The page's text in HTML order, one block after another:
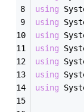
using
using
using
using
using
using
using